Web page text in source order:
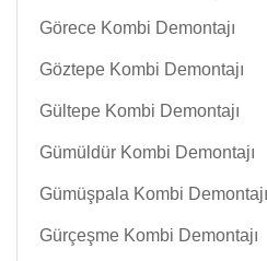
Görece Kombi Demontajı
Göztepe Kombi Demontajı
Gültepe Kombi Demontajı
Gümüldür Kombi Demontajı
Gümüşpala Kombi Demontajı
Gürçeşme Kombi Demontajı